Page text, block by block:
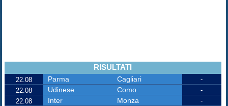
RISULTATI
22.08 Parma Cagliari
-
22.08
Udinese Como
-
22.08
Inter Monza
-